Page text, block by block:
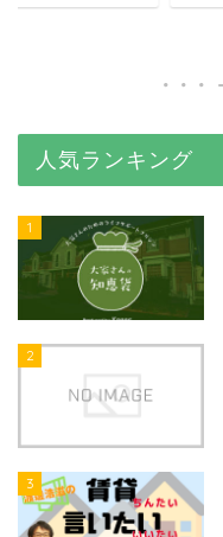
人気ランキング
1
2
3